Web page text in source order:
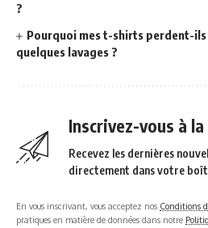
?
Pourquoi mes t-shirts perdent-
quelques lavages ?
Inscrivez-vous à
Recevez les dernières
directement dans votre
En vous inscrivant, vous acceptez nos Conditions
pratiques en matière de données dans notre